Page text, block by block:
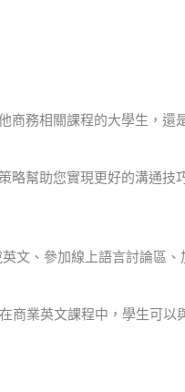
務相關課程的大學生，還
略幫助您實現更好的溝通技
文、參加線上語言討論區
業英文課程中，學生可